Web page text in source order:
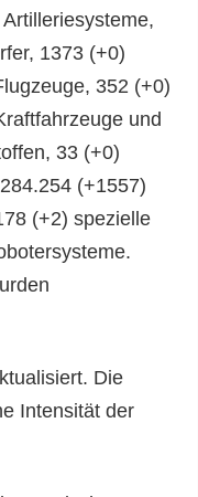
1373 (+0)
352 (+0)
und
33 (+0)
(+1557)
(+2) spezielle
Die
Intensität der